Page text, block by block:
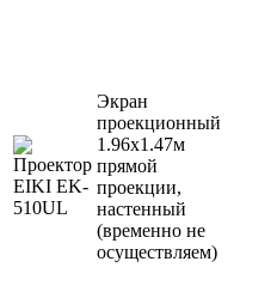
Экран
проекционный
1.96x1.47м
прямой
проекции,
настенный
(временно не
осуществляем)